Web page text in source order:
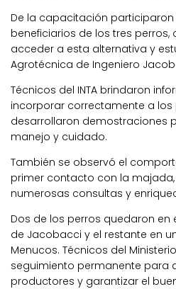
De la capacitación
beneficiarios de los tres perros,
acceder a esta alternativa y
Agrotécnica de Ingeniero
Técnicos del INTA brindaron
incorporar correctamente a los
desarrollaron demostraciones
manejo y cuidado.
También se observó el
primer contacto con la
numerosas consultas y
Dos de los perros quedaron
de Jacobacci y el restante en
Menucos. Técnicos del
seguimiento permanente para
productores y garantizar el